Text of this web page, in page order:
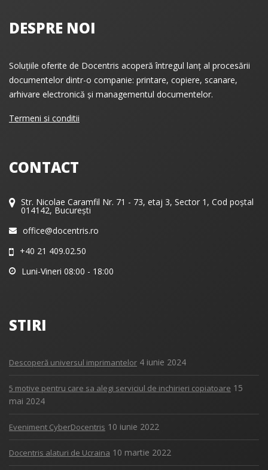
DESPRE NOI
Soluțiile oferite de Docentris acoperă întregul lanț al procesării
documentelor dintr-o companie: printare, copiere, scanare,
arhivare electronică și managementul documentelor.
Termeni si conditii
CONTACT
Str. Nicolae Caramfil Nr. 71 - 73, etaj 3, Sector 1, Cod poștal
014142, București
office@docentris.ro
+40 21 409.02.50
Luni-Vineri 08:00 - 18:00
STIRI
Descoperă universul imprimantelor 4 iunie 2024
5 motive pentru care sa alegi serviciul de inchirieri copiatoare 15
mai 2024
Eveniment CyberDocentris 10 iunie 2022
Docentris alaturi de Ucraina 10 martie 2022